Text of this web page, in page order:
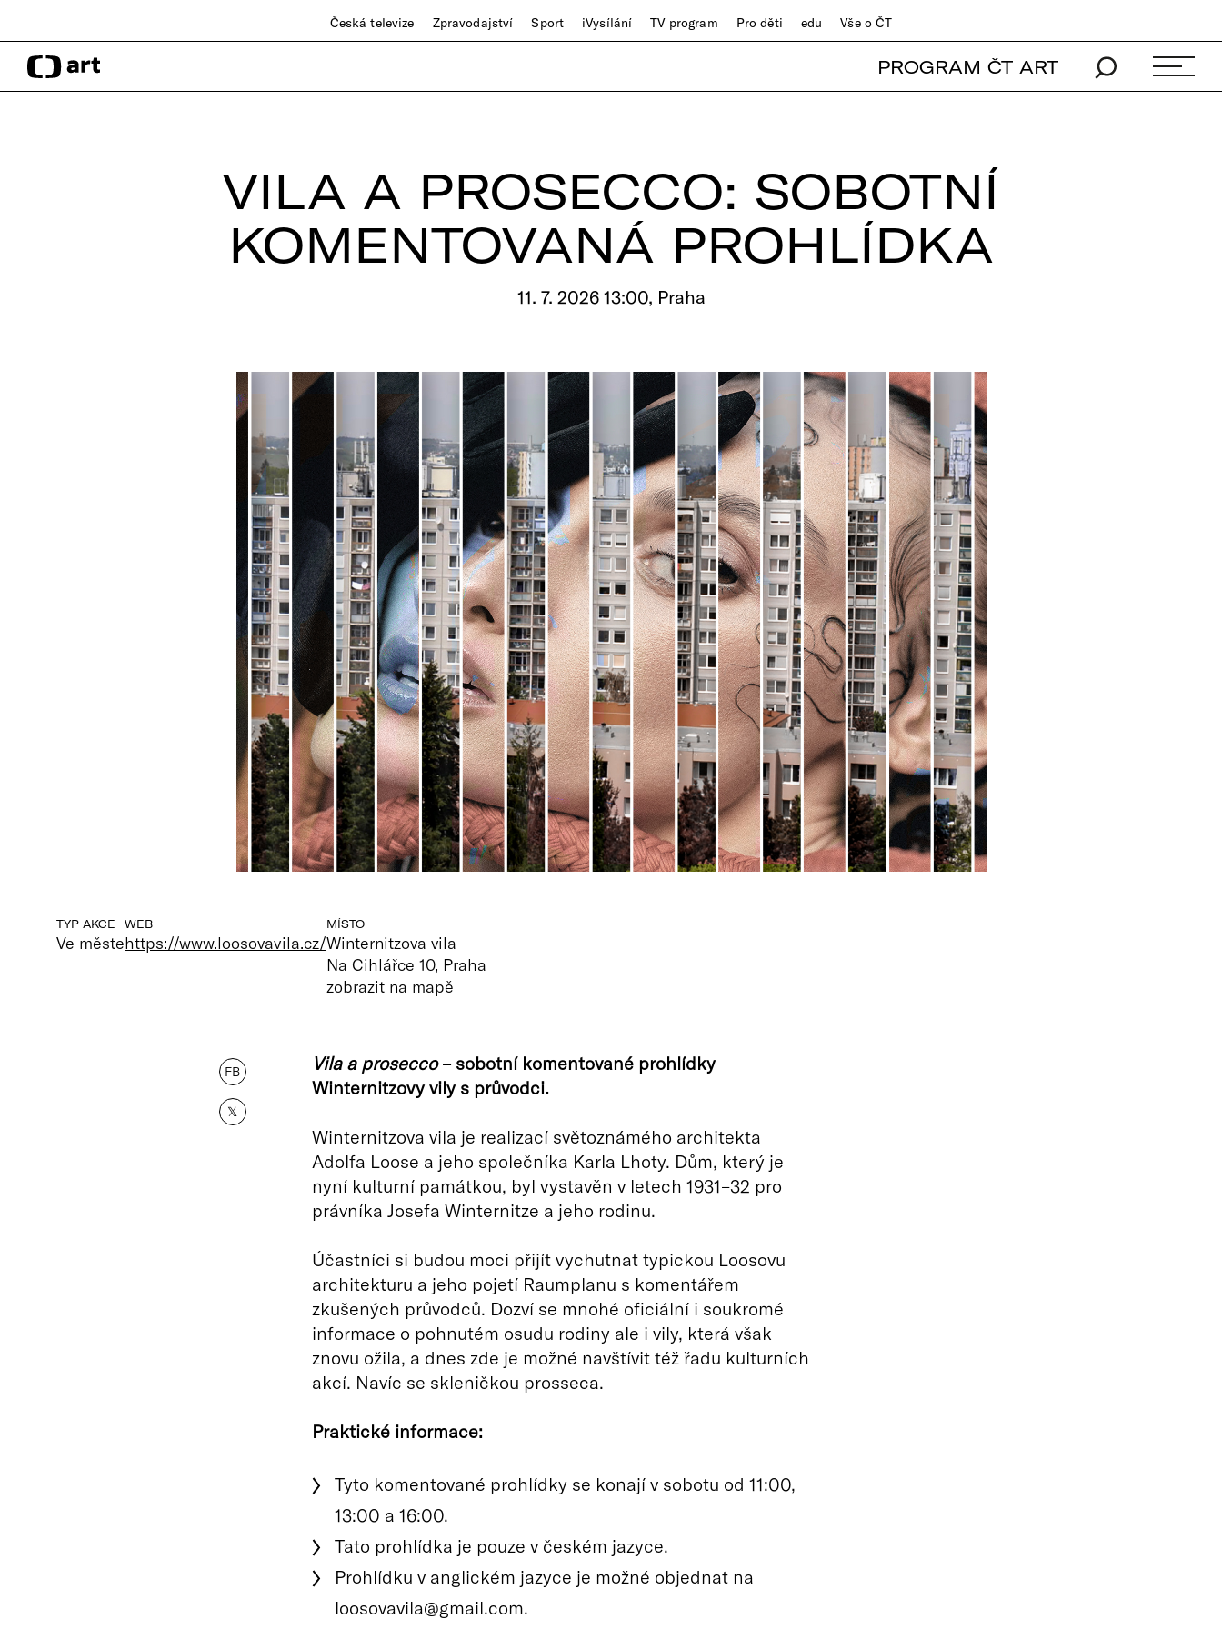
Česká televize Zpravodajství Sport iVysílání TV program Pro děti edu Vše o ČT
PROGRAM ČT ART
VILA A PROSECCO: SOBOTNÍ
KOMENTOVANÁ PROHLÍDKA
11. 7. 2026 13:00, Praha
TYP AKCE
Ve měste
WEB
https://www.loosovavila.cz/
MÍSTO
Winternitzova vila
Na Cihlářce 10, Praha
zobrazit na mapě
FB
𝕏
Vila a prosecco– sobotní komentované prohlídky
Winternitzovy vily s průvodci.
Winternitzova vila je realizací světoznámého architekta
Adolfa Loose a jeho společníka Karla Lhoty. Dům, který je
nyní kulturní památkou, byl vystavěn v letech 1931–32 pro
právníka Josefa Winternitze a jeho rodinu.
Účastníci si budou moci přijít vychutnat typickou Loosovu
architekturu a jeho pojetí Raumplanu s komentářem
zkušených průvodců. Dozví se mnohé oficiální i soukromé
informace o pohnutém osudu rodiny ale i vily, která však
znovu ožila, a dnes zde je možné navštívit též řadu kulturních
akcí. Navíc se skleničkou prosseca.
Praktické informace:
Tyto komentované prohlídky se konají v sobotu od 11:00,
13:00 a 16:00.
Tato prohlídka je pouze v českém jazyce.
Prohlídku v anglickém jazyce je možné objednat na
loosovavila@gmail.com.